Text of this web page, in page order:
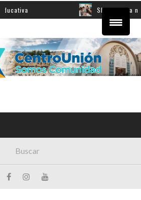
Shahak: una nueva